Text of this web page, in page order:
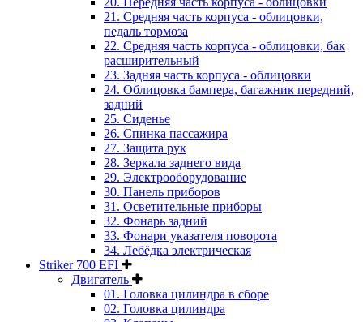
21. Средняя часть корпуса - облицовки,
педаль тормоза
22. Средняя часть корпуса - облицовки, бак
расширительный
23. Задняя часть корпуса - облицовки
24. Облицовка бампера, багажник передний,
задний
25. Сиденье
26. Спинка пассажира
27. Защита рук
28. Зеркала заднего вида
29. Электрооборудование
30. Панель приборов
31. Oсветительные приборы
32. Фонарь задний
33. Фонари указателя поворота
34. Лебёдка электрическая
Striker 700 EFI
Двигатель
01. Головка цилиндра в сборе
02. Головка цилиндра